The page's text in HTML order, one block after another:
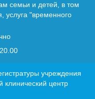
семьи и детей, в том
услуга "временного
учреждения
клинический центр